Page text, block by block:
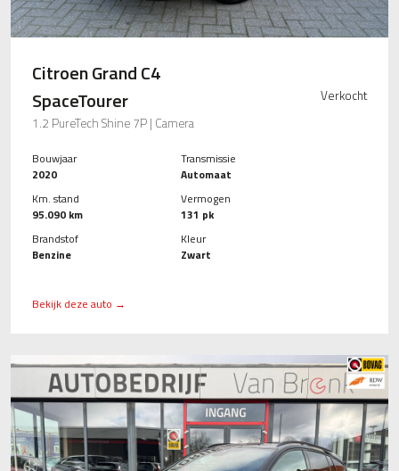
Citroen Grand C4
SpaceTourer
1.2 PureTech Shine 7P | Camera
Verkocht
Bouwjaar
2020
Km. stand
95.090 km
Brandstof
Benzine
Transmissie
Automaat
Vermogen
131 pk
Kleur
Zwart
Bekijk deze auto →